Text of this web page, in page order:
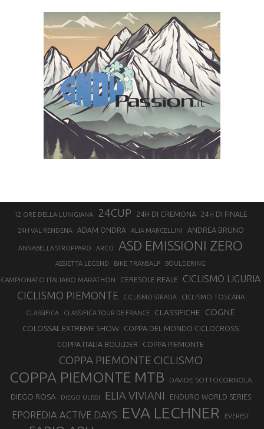
12 ORE DELLA LUNIGIANA 24CUP 24H DI CREMONA 24H DI FINALE
24H VAL RENDENA ADAM ONDRA ALIA MARCELLINI ANDREA BRUNO
ANNABELLA STROPPARO ARCO ASD EMISSIONI ZERO
ASSIETTA LEGEND BIKE TRANSALP BOULDERING
CAMPIONATO ITALIANO MARATHON CERESOLE REALE CICLISMO LIGURIA
CICLISMO PIEMONTE CICLISMO STRADA CICLISMO TOSCANA
CLASSIFICA CLASSIFICA TOUR DE FRANCE CLASSIFICHE COGNE
COLOSSAL EXTREME SHOW
COPPA DEL MONDO CICLOCROSS
COPPA ITALIA BOULDER
COPPA PIEMONTE
COPPA PIEMONTE CICLISMO
COPPA PIEMONTE MTB DAVIDE SOTTOCORNOLA
DIEGO ROSA DIEGO ULISSI ELIA VIVIANI ENDURO WORLD SERIES
EPOREDIA ACTIVE DAYS EVA LECHNER EVEREST